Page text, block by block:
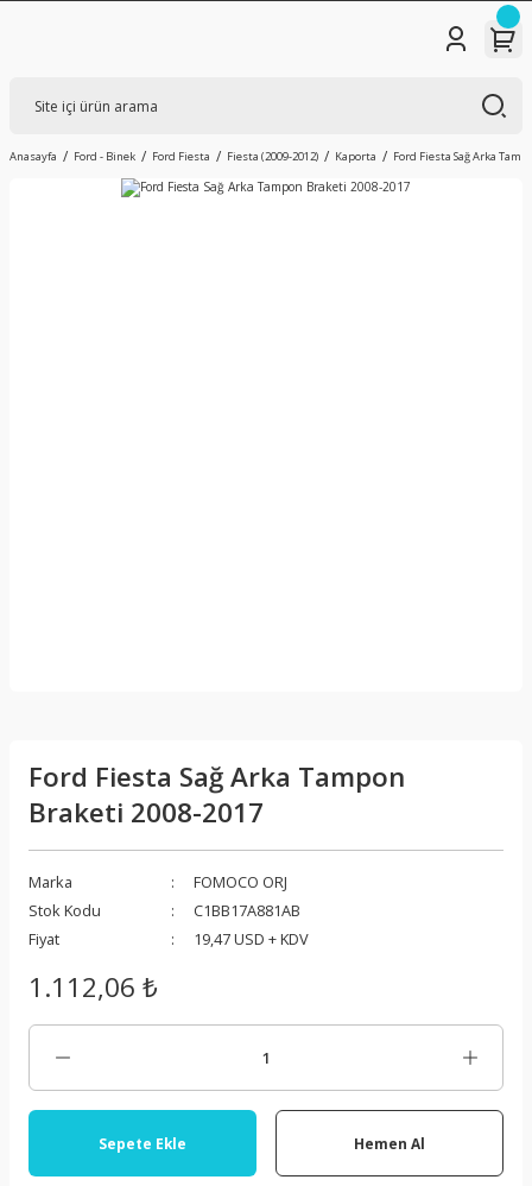
Anasayfa Ford - Binek Ford Fiesta Fiesta (2009-2012) Kaporta Ford Fiesta Sağ Arka
Ford Fiesta Sağ Arka Tampon
Braketi 2008-2017
Marka
FOMOCO ORJ
Stok Kodu
C1BB17A881AB
Fiyat
19,47 USD + KDV
1.112,06 ₺
Sepete Ekle Hemen Al